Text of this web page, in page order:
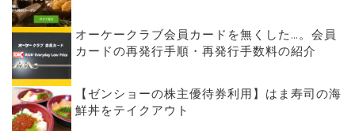
オーケークラブ会員カードを無くした…。会員
カードの再発行手順・再発行手数料の紹介
【ゼンショーの株主優待券利用】はま寿司の海
鮮丼をテイクアウト